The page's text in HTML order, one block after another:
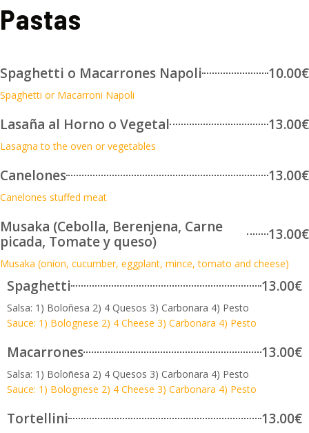
Pastas
Spaghetti o Macarrones Napoli 10.00€
Spaghetti or Macarroni Napoli
Lasaña al Horno o Vegetal 13.00€
Lasagna to the oven or vegetables
Canelones 13.00€
Canelones stuffed meat
Musaka (Cebolla, Berenjena, Carne
picada, Tomate y queso)
13.00€
Musaka (onion, cucumber, eggplant, mince, tomato and cheese)
Spaghetti 13.00€
Salsa: 1) Boloñesa 2) 4 Quesos 3) Carbonara 4) Pesto
Sauce: 1) Bolognese 2) 4 Cheese 3) Carbonara 4) Pesto
Macarrones 13.00€
Salsa: 1) Boloñesa 2) 4 Quesos 3) Carbonara 4) Pesto
Sauce: 1) Bolognese 2) 4 Cheese 3) Carbonara 4) Pesto
Tortellini 13.00€